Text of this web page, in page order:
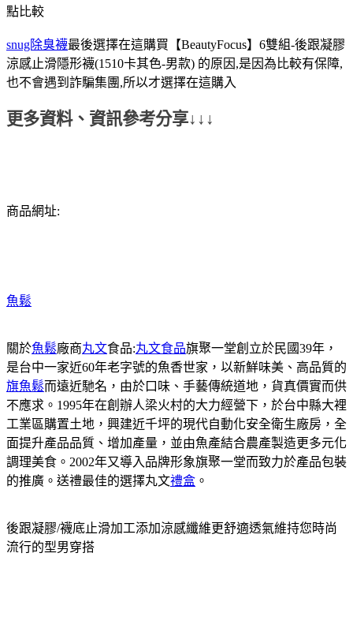
點比較
snug除臭襪最後選擇在這購買【BeautyFocus】6雙組-後跟凝膠
涼感止滑隱形襪(1510卡其色-男款) 的原因,是因為比較有保障,
也不會遇到詐騙集團,所以才選擇在這購入
更多資料、資訊參考分享↓↓↓
商品網址:
魚鬆
關於魚鬆廠商丸文食品:丸文食品旗聚一堂創立於民國39年，
是台中一家近60年老字號的魚香世家，以新鮮味美、高品質的
旗魚鬆而遠近馳名，由於口味、手藝傳統道地，貨真價實而供
不應求。1995年在創辦人梁火村的大力經營下，於台中縣大裡
工業區購置土地，興建近千坪的現代自動化安全衛生廠房，全
面提升產品品質、增加產量，並由魚產結合農產製造更多元化
調理美食。2002年又導入品牌形象旗聚一堂而致力於產品包裝
的推廣。送禮最佳的選擇丸文禮盒 。
後跟凝膠/襪底止滑加工添加涼感纖維更舒適透氣維持您時尚
流行的型男穿搭